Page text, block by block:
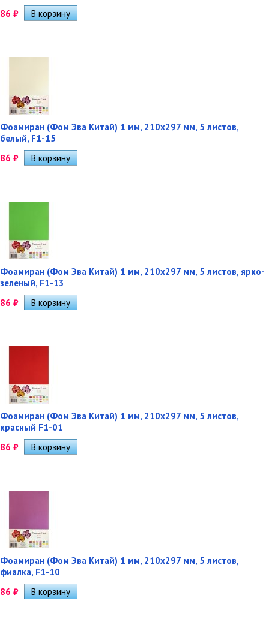
86 ₽
Фоамиран (Фом Эва Китай) 1 мм, 210х297 мм, 5 листов,
белый, F1-15
86 ₽
Фоамиран (Фом Эва Китай) 1 мм, 210х297 мм, 5 листов, ярко-
зеленый, F1-13
86 ₽
Фоамиран (Фом Эва Китай) 1 мм, 210х297 мм, 5 листов,
красный F1-01
86 ₽
Фоамиран (Фом Эва Китай) 1 мм, 210х297 мм, 5 листов,
фиалка, F1-10
86 ₽